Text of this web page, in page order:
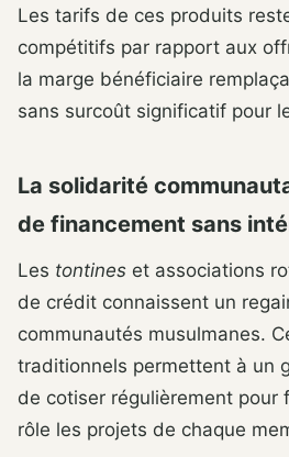
Les tarifs de ces produits
compétitifs par rapport aux
la marge bénéficiaire
sans surcoût significatif pour
La solidarité
de financement sans
Les tontines et associations
de crédit connaissent un
communautés musulmanes.
traditionnels permettent à un
de cotiser régulièrement pour
rôle les projets de chaque